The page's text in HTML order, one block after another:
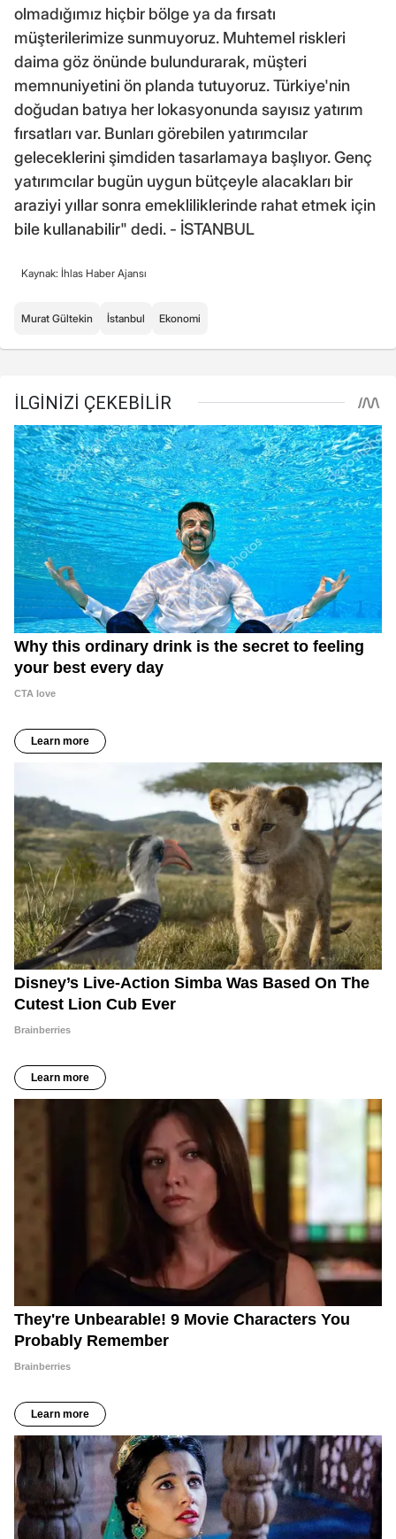
olmadığımız hiçbir bölge ya da fırsatı
müşterilerimize sunmuyoruz. Muhtemel riskleri
daima göz önünde bulundurarak, müşteri
memnuniyetini ön planda tutuyoruz. Türkiye'nin
doğudan batıya her lokasyonunda sayısız yatırım
fırsatları var. Bunları görebilen yatırımcılar
geleceklerini şimdiden tasarlamaya başlıyor. Genç
yatırımcılar bugün uygun bütçeyle alacakları bir
araziyi yıllar sonra emekliliklerinde rahat etmek için
bile kullanabilir" dedi. - İSTANBUL
Kaynak: İhlas Haber Ajansı
Murat Gültekin İstanbul Ekonomi